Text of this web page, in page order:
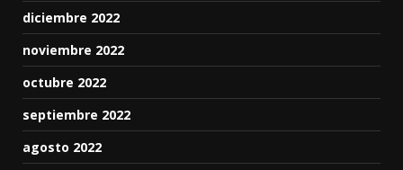
diciembre 2022
noviembre 2022
octubre 2022
septiembre 2022
agosto 2022